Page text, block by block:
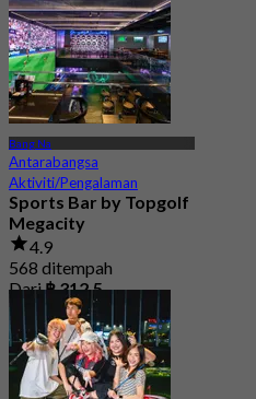
Dari฿ 498
Bang Na
Antarabangsa
Aktiviti/Pengalaman
Sports Bar by Topgolf
Megacity
4.9
568 ditempah
Dari฿ 312.5